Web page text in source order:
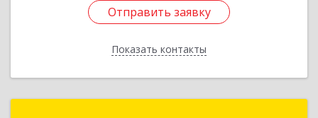
Отправить заявку
Показать контакты
Отправить заявку
Назад